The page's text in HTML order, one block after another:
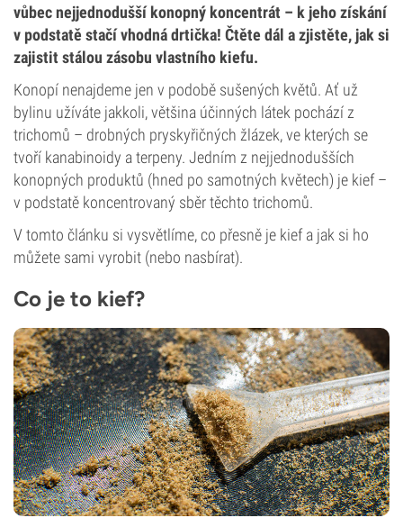
vůbec nejjednodušší konopný koncentrát – k jeho získání
v podstatě stačí vhodná drtička! Čtěte dál a zjistěte, jak si
zajistit stálou zásobu vlastního kiefu.
Konopí nenajdeme jen v podobě sušených květů. Ať už
bylinu užíváte jakkoli, většina účinných látek pochází z
trichomů – drobných pryskyřičných žlázek, ve kterých se
tvoří kanabinoidy a terpeny. Jedním z nejjednodušších
konopných produktů (hned po samotných květech) je kief –
v podstatě koncentrovaný sběr těchto trichomů.
V tomto článku si vysvětlíme, co přesně je kief a jak si ho
můžete sami vyrobit (nebo nasbírat).
Co je to kief?